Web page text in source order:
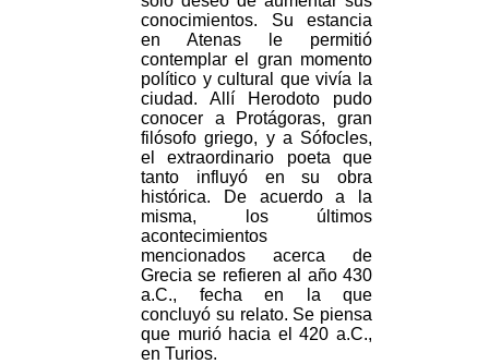
conocimientos. Su estancia
en Atenas le permitió
contemplar el gran momento
político y cultural que vivía la
ciudad. Allí Herodoto pudo
conocer a Protágoras, gran
filósofo griego, y a Sófocles,
el extraordinario poeta que
tanto influyó en su obra
histórica. De acuerdo a la
misma, los últimos
acontecimientos
mencionados acerca de
Grecia se refieren al año 430
a.C., fecha en la que
concluyó su relato. Se piensa
que murió hacia el 420 a.C.,
en Turios.